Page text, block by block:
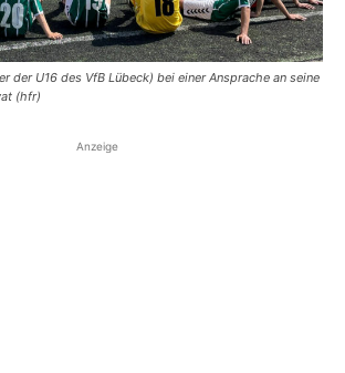
der U16 des VfB Lübeck) bei einer Ansprache an seine
(hfr)
Anzeige